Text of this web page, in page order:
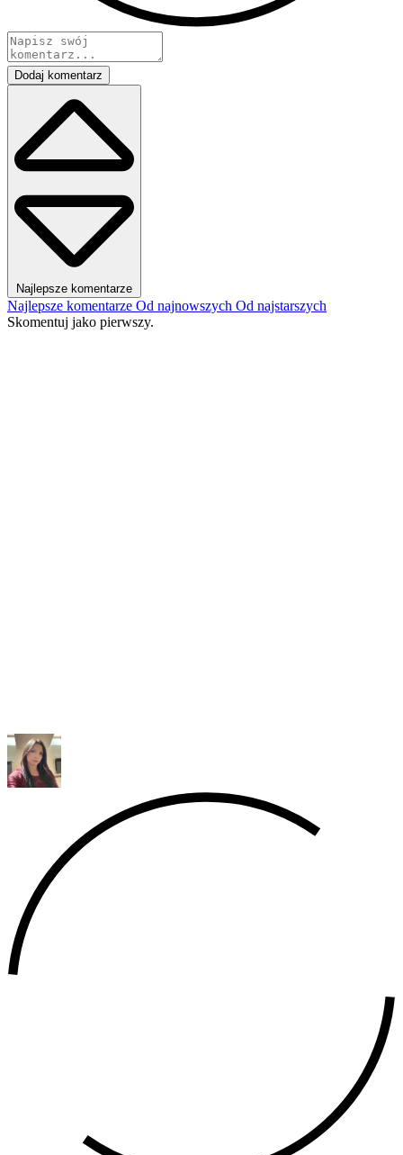
Dodaj komentarz
Najlepsze komentarze
Najlepsze komentarze Od najnowszych Od najstarszych
Skomentuj jako pierwszy.